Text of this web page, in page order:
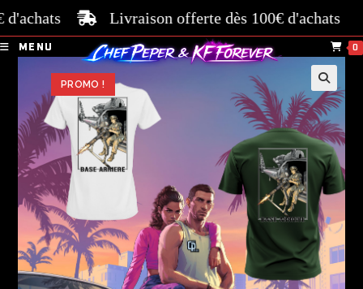
Livraison offerte dès 100€ d'achats
MENU 0
PROMO !
🔍